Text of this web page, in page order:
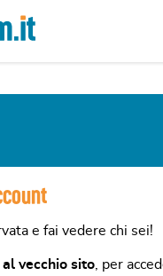
e fai vedere chi sei!
vecchio sito , per